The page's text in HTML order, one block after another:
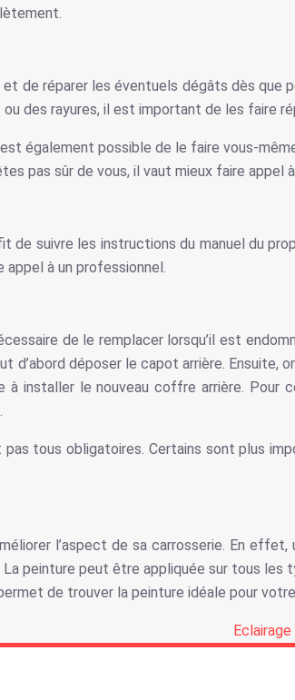
de réparer les éventuels dégâts dès
des rayures, il est important de les faire
également possible de le faire vous-
pas sûr de vous, il vaut mieux faire appel
suivre les instructions du manuel du
à un professionnel.
de le remplacer lorsqu’il est
déposer le capot arrière. Ensuite,
installer le nouveau coffre arrière. Pour
pas tous obligatoires. Certains sont plus
l’aspect de sa carrosserie. En
peinture peut être appliquée sur tous les
de trouver la peinture idéale pour